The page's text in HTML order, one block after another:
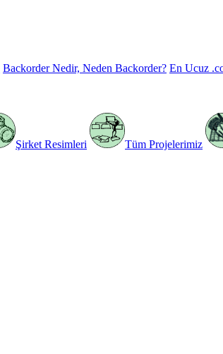
Backorder Nedir, Neden Backorder? En Ucuz
Şirket Resimleri Tüm Projelerimiz